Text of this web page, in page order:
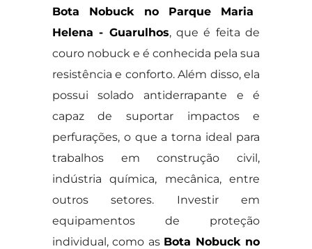
Bota Nobuck no Parque Maria
Helena - Guarulhos, que é feita de
couro nobuck e é conhecida pela sua
resistência e conforto. Além disso, ela
possui solado antiderrapante e é
capaz de suportar impactos e
perfurações, o que a torna ideal para
trabalhos em construção civil,
indústria química, mecânica, entre
outros setores. Investir em
equipamentos de proteção
individual, como as Bota Nobuck no